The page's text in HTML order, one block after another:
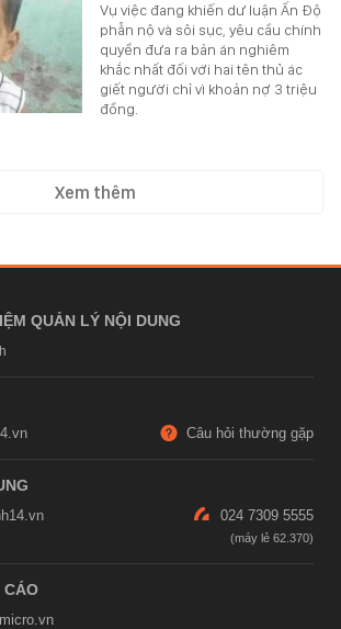
Vụ việc đang khiến dư luận Ấn Độ
phẫn nộ và sôi sục, yêu cầu chính
quyền đưa ra bản án nghiêm
khắc nhất đối với hai tên thủ ác
giết người chỉ vì khoản nợ 3 triệu
đồng.
Xem thêm
QUẢN LÝ NỘI DUNG
Câu hỏi thường gặp
024 7309 5555
CÁO